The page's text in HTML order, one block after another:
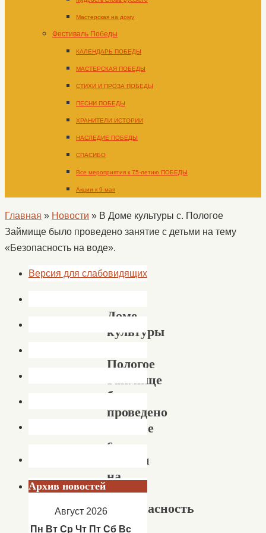
Мастерская на дому
Фестиваль Победы
КАЛЕНДАРЬ ПОБЕДЫ
МАСТЕРСКАЯ ПОБЕДЫ
СТИХИ И ПРОЗА ПОБЕДЫ
ПЕСНИ ПОБЕДЫ
ХРАНИТЕЛИ ИСТОРИИ
НАСЛЕДИЕ ПОБЕДЫ
СПАСИБО
Все мероприятия к 75-летию ПОБЕДЫ
Акции к 9 мая
Главная » Новости » В Доме культуры с. Пологое
Займище было проведено занятие с детьми на тему
«Безопасность на воде».
Доме
культуры
Пологое
Займище
было
проведено
занятие
с
детьми
на
тему
«Безопасность
на
Версия для слабовидящих
Архив новостей
Август 2026
Пн Вт Ср Чт Пт Сб Вс